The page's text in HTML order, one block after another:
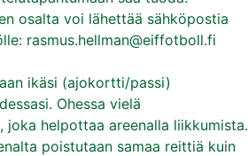
osalta voi lähettää sähköpostia
rasmus.hellman@eiffotboll.fi
ikäsi (ajokortti/passi)
Ohessa vielä
joka helpottaa areenalla liikkumista.
poistutaan samaa reittiä kuin